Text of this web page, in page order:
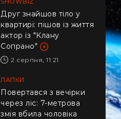
Друг знайшов тіло у
квартирі: пішов із життя
актор із "Клану
Сопрано"
2 серпня, 11:21
ЛАПКИ
Повертався з вечірки
через ліс: 7-метрова
змія вбила чоловіка